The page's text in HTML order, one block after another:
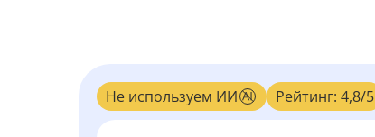
Не используем ИИ Рейтинг: 4,8/5